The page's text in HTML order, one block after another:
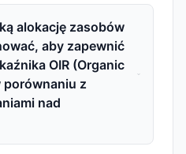
alokację zasobów
aby zapewnić
OIR (Organic
porównaniu z
nad